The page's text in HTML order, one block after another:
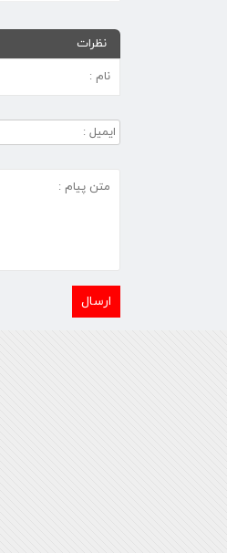
نظرات